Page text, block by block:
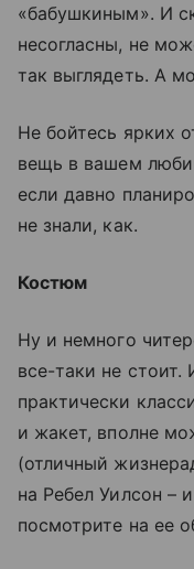
«бабушкиным». И
несогласны, не
так выглядеть. А
Не бойтесь ярких
вещь в вашем
если давно
не знали, как.
Костюм
Ну и немного
все-таки не
практически
и жакет, вполне
(отличный
на Ребел Уилсон –
посмотрите на ее